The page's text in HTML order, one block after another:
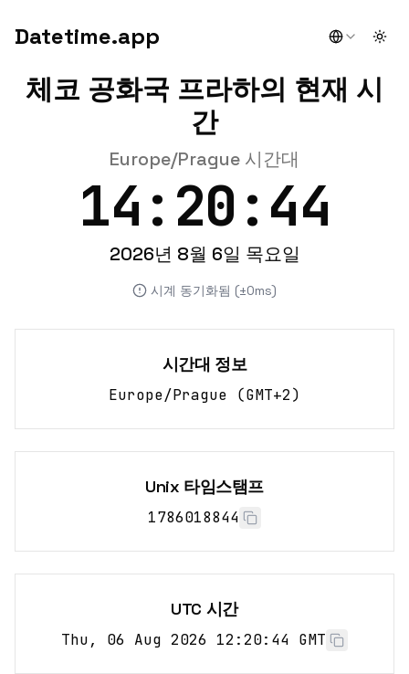
Datetime.app
체코 공화국 프라하의 현재 시
간
Europe/Prague 시간대
14:20:44
2026년 8월 6일 목요일
시계 동기화됨 (±0ms)
시간대 정보
Europe/Prague (GMT+2)
Unix 타임스탬프
1786018844
UTC 시간
Thu, 06 Aug 2026 12:20:44 GMT